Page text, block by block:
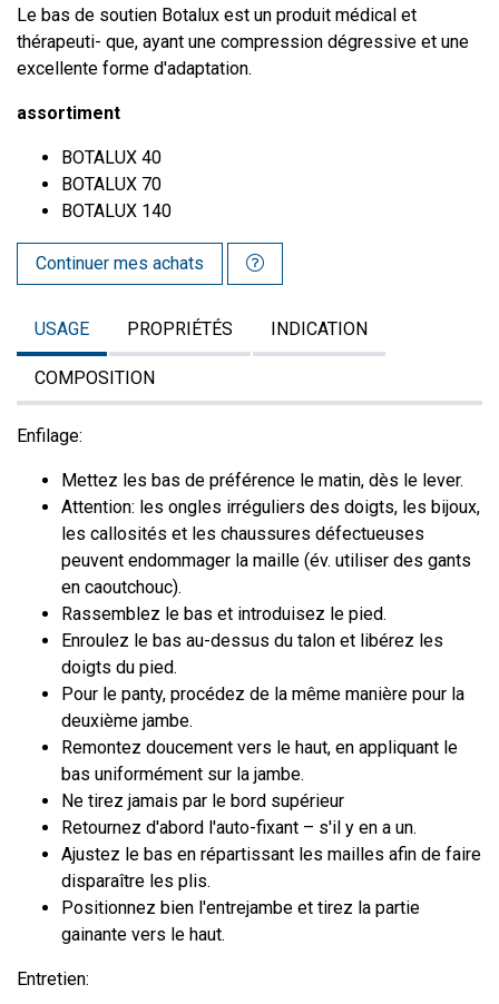
Le bas de soutien Botalux est un produit médical et
thérapeuti- que, ayant une compression dégressive et une
excellente forme d'adaptation.
assortiment
BOTALUX 40
BOTALUX 70
BOTALUX 140
Continuer mes achats
USAGE PROPRIÉTÉS INDICATION
COMPOSITION
Enfilage:
Mettez les bas de préférence le matin, dès le lever.
Attention: les ongles irréguliers des doigts, les bijoux,
les callosités et les chaussures défectueuses
peuvent endommager la maille (év. utiliser des gants
en caoutchouc).
Rassemblez le bas et introduisez le pied.
Enroulez le bas au-dessus du talon et libérez les
doigts du pied.
Pour le panty, procédez de la même manière pour la
deuxième jambe.
Remontez doucement vers le haut, en appliquant le
bas uniformément sur la jambe.
Ne tirez jamais par le bord supérieur
Retournez d'abord l'auto-fixant – s'il y en a un.
Ajustez le bas en répartissant les mailles afin de faire
disparaître les plis.
Positionnez bien l'entrejambe et tirez la partie
gainante vers le haut.
Entretien: